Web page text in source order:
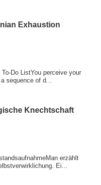
Exhaustion
Do ListYou perceive your
sequence of d...
Knechtschaft
erzählt
Ei...